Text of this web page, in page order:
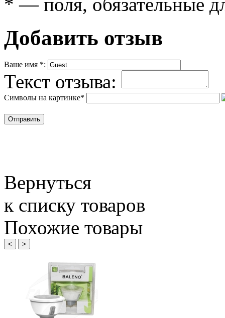
Добавить отзыв
Ваше имя *:
Текст отзыва:
Символы на картинке*
Вернуться
к списку товаров
Похожие товары
< >